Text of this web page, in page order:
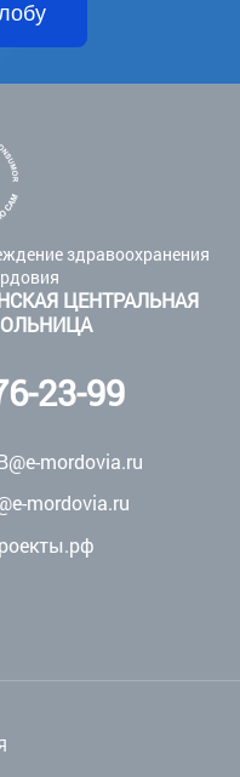
здравоохранения
ЦЕНТРАЛЬНАЯ
23-99
mordovia.ru
mordovia.ru